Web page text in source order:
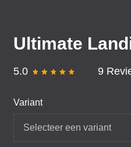
Ultimate
5.0 9
Variant
Selecteer een variant